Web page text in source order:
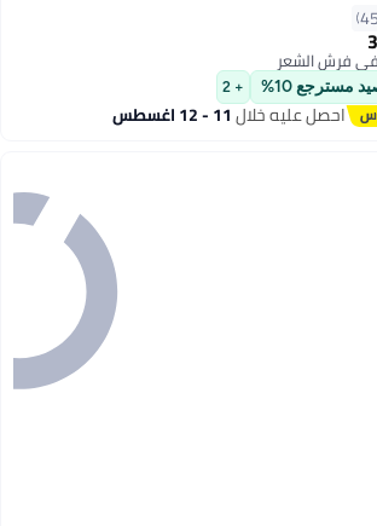
45
مسترجع 10% + 2
احصل عليه خلال11 - 12 اغسطس